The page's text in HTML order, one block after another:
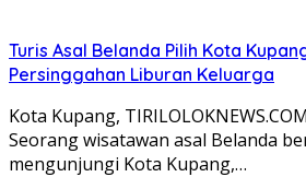
Turis Asal Belanda Pilih Kota
Persinggahan Liburan Keluarga
Kota Kupang,
Seorang wisatawan asal Belanda
mengunjungi Kota Kupang,…